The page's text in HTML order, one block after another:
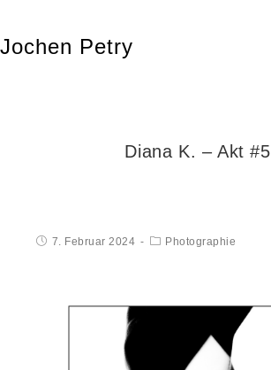
Jochen Petry
Diana K. – Akt #5
7. Februar 2024 Photographie